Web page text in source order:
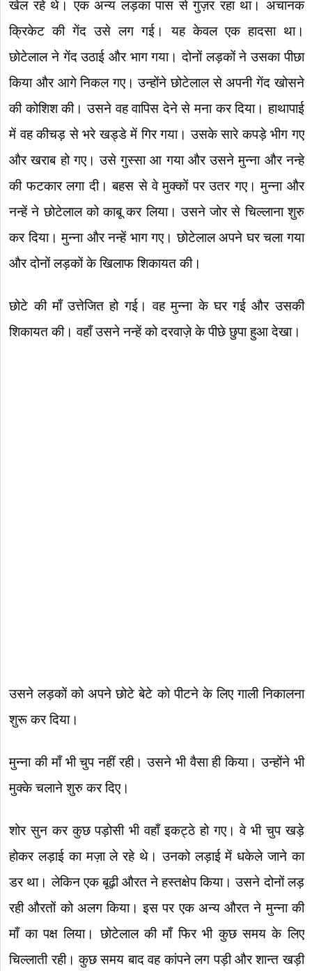
खेल रहे थे। एक अन्य लड़का पास से गुज़र रहा था। अचानक
क्रिकेट की गेंद उसे लग गई। यह केवल एक हादसा था।
छोटेलाल ने गेंद उठाई और भाग गया। दोनों लड़कों ने उसका पीछा
किया और आगे निकल गए। उन्होंने छोटेलाल से अपनी गेंद खोसने
की कोशिश की। उसने वह वापिस देने से मना कर दिया। हाथापाई
में वह कीचड़ से भरे खड्डे में गिर गया। उसके सारे कपड़े भीग गए
और खराब हो गए। उसे गुस्सा आ गया और उसने मुन्ना और नन्हे
की फटकार लगा दी। बहस से वे मुक्कों पर उतर गए। मुन्ना और
नन्हें ने छोटेलाल को काबू कर लिया। उसने जोर से चिल्लाना शुरु
कर दिया। मुन्ना और नन्हें भाग गए। छोटेलाल अपने घर चला गया
और दोनों लड़कों के खिलाफ शिकायत की।
छोटे की माँ उत्तेजित हो गई। वह मुन्ना के घर गई और उसकी
शिकायत की। वहाँ उसने नन्हें को दरवाज़े के पीछे छुपा हुआ देखा।
उसने लड़कों को अपने छोटे बेटे को पीटने के लिए गाली निकालना
शुरू कर दिया।
मुन्ना की माँ भी चुप नहीं रही। उसने भी वैसा ही किया। उन्होंने भी
मुक्के चलाने शुरु कर दिए।
शोर सुन कर कुछ पड़ोसी भी वहाँ इकट्ठे हो गए। वे भी चुप खड़े
होकर लड़ाई का मज़ा ले रहे थे। उनको लड़ाई में धकेले जाने का
डर था। लेकिन एक बूढ़ी औरत ने हस्तक्षेप किया। उसने दोनों लड़
रही औरतों को अलग किया। इस पर एक अन्य औरत ने मुन्ना की
माँ का पक्ष लिया। छोटेलाल की माँ फिर भी कुछ समय के लिए
चिल्लाती रही। कुछ समय बाद वह कांपने लग पड़ी और शान्त खड़ी